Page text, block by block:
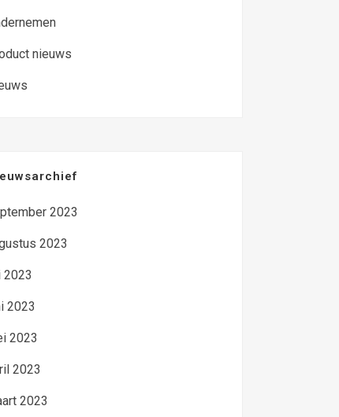
nieuws
2023
2023
2023
2023
2023
2023
2023